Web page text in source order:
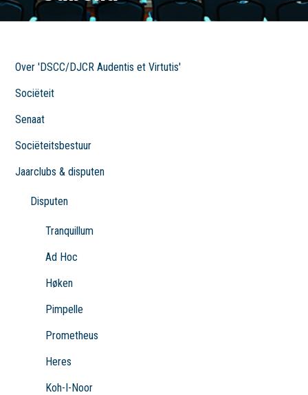
Over 'DSCC/DJCR Audentis et Virtutis'
Sociëteit
Senaat
Sociëteitsbestuur
Jaarclubs & disputen
Disputen
Tranquillum
Ad Hoc
Høken
Pimpelle
Prometheus
Heres
Koh-I-Noor